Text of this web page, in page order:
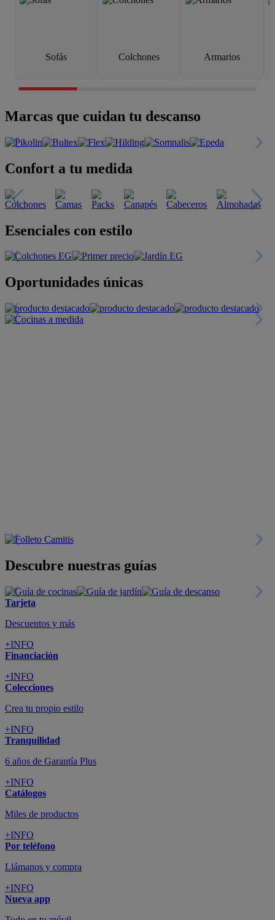
Sofás Colchones Armarios
Marcas que cuidan tu descanso
Confort a tu medida
Esenciales con estilo
Oportunidades únicas
Descubre nuestras guías
Tarjeta
Descuentos y más
+INFO
Financiación
+INFO
Colecciones
Crea tu propio estilo
+INFO
Tranquilidad
6 años de Garantía Plus
+INFO
Catálogos
Miles de productos
+INFO
Por teléfono
Llámanos y compra
+INFO
Nueva app